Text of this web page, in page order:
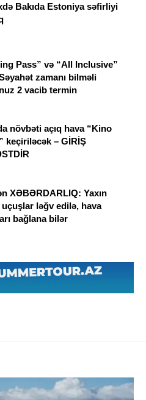
Bakıda Estoniya səfirliyi
Pass” və “All Inclusive”
zamanı bilməli
2 vacib termin
növbəti açıq hava “Kino
keçiriləcək – GİRİŞ
XƏBƏRDARLIQ: Yaxın
uçuşlar ləğv edilə, hava
bağlana bilər